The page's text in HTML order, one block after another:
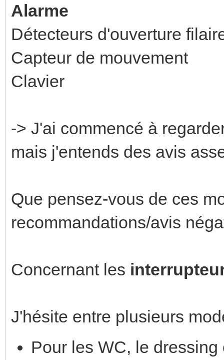
Alarme
Détecteurs d'ouverture
Capteur de mouvement
Clavier
-> J'ai commencé à
mais j'entends des avis
Que pensez-vous de ces
recommandations/avis
Concernant les
J'hésite entre plusieurs
Pour les WC, le